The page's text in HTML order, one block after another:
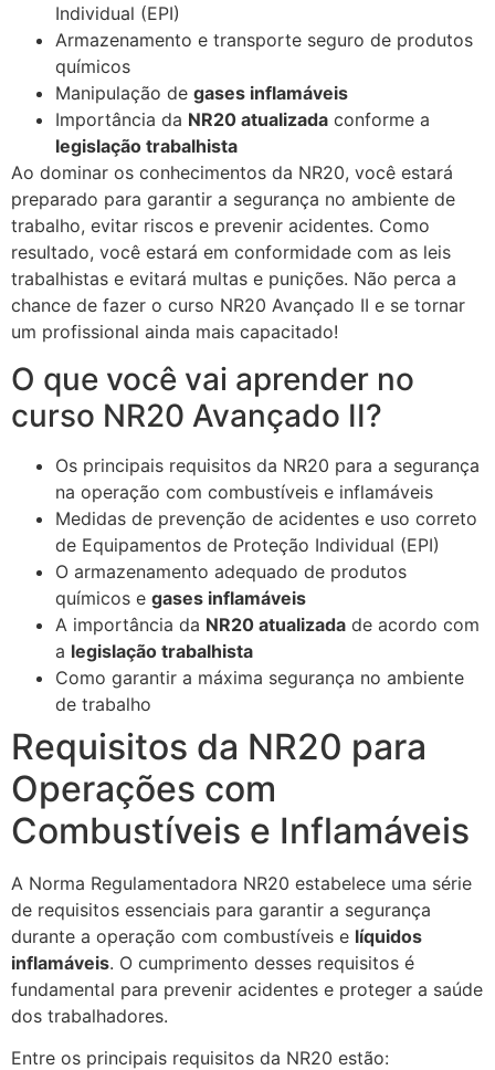
Individual (EPI)
Armazenamento e transporte seguro de produtos
químicos
Manipulação de gases inflamáveis
Importância da NR20 atualizada conforme a
legislação trabalhista
Ao dominar os conhecimentos da NR20, você estará
preparado para garantir a segurança no ambiente de
trabalho, evitar riscos e prevenir acidentes. Como
resultado, você estará em conformidade com as leis
trabalhistas e evitará multas e punições. Não perca a
chance de fazer o curso NR20 Avançado II e se tornar
um profissional ainda mais capacitado!
O que você vai aprender no
curso NR20 Avançado II?
Os principais requisitos da NR20 para a segurança
na operação com combustíveis e inflamáveis
Medidas de prevenção de acidentes e uso correto
de Equipamentos de Proteção Individual (EPI)
O armazenamento adequado de produtos
químicos e gases inflamáveis
A importância da NR20 atualizada de acordo com
a legislação trabalhista
Como garantir a máxima segurança no ambiente
de trabalho
Requisitos da NR20 para
Operações com
Combustíveis e Inflamáveis
A Norma Regulamentadora NR20 estabelece uma série
de requisitos essenciais para garantir a segurança
durante a operação com combustíveis e líquidos
inflamáveis. O cumprimento desses requisitos é
fundamental para prevenir acidentes e proteger a saúde
dos trabalhadores.
Entre os principais requisitos da NR20 estão: